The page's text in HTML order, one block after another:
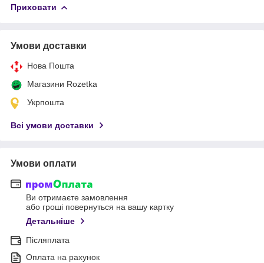
Приховати
Умови доставки
Нова Пошта
Магазини Rozetka
Укрпошта
Всі умови доставки
Умови оплати
Ви отримаєте замовлення
або гроші повернуться на вашу картку
Детальніше
Післяплата
Оплата на рахунок